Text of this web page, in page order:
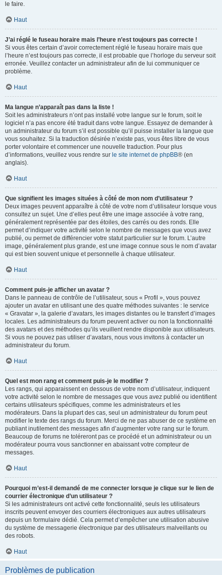
le faire.
Haut
J’ai réglé le fuseau horaire mais l’heure n’est toujours pas correcte !
Si vous êtes certain d’avoir correctement réglé le fuseau horaire mais que
l’heure n’est toujours pas correcte, il est probable que l’horloge du serveur soit
erronée. Veuillez contacter un administrateur afin de lui communiquer ce
problème.
Haut
Ma langue n’apparaît pas dans la liste !
Soit les administrateurs n’ont pas installé votre langue sur le forum, soit le
logiciel n’a pas encore été traduit dans votre langue. Essayez de demander à
un administrateur du forum s’il est possible qu’il puisse installer la langue que
vous souhaitez. Si la traduction désirée n’existe pas, vous êtes libre de vous
porter volontaire et commencer une nouvelle traduction. Pour plus
d’informations, veuillez vous rendre sur le site internet de phpBB® (en
anglais).
Haut
Que signifient les images situées à côté de mon nom d’utilisateur ?
Deux images peuvent apparaître à côté de votre nom d’utilisateur lorsque vous
consultez un sujet. Une d’elles peut être une image associée à votre rang,
généralement représentée par des étoiles, des carrés ou des ronds. Elle
permet d’indiquer votre activité selon le nombre de messages que vous avez
publié, ou permet de différencier votre statut particulier sur le forum. L’autre
image, généralement plus grande, est une image connue sous le nom d’avatar
qui est bien souvent unique et personnelle à chaque utilisateur.
Haut
Comment puis-je afficher un avatar ?
Dans le panneau de contrôle de l’utilisateur, sous « Profil », vous pouvez
ajouter un avatar en utilisant une des quatre méthodes suivantes : le service
« Gravatar », la galerie d’avatars, les images distantes ou le transfert d’images
locales. Les administrateurs du forum peuvent activer ou non la fonctionnalité
des avatars et des méthodes qu’ils veuillent rendre disponible aux utilisateurs.
Si vous ne pouvez pas utiliser d’avatars, nous vous invitons à contacter un
administrateur du forum.
Haut
Quel est mon rang et comment puis-je le modifier ?
Les rangs, qui apparaissent en dessous de votre nom d’utilisateur, indiquent
votre activité selon le nombre de messages que vous avez publié ou identifient
certains utilisateurs spécifiques, comme les administrateurs et les
modérateurs. Dans la plupart des cas, seul un administrateur du forum peut
modifier le texte des rangs du forum. Merci de ne pas abuser de ce système en
publiant inutilement des messages afin d’augmenter votre rang sur le forum.
Beaucoup de forums ne toléreront pas ce procédé et un administrateur ou un
modérateur pourra vous sanctionner en abaissant votre compteur de
messages.
Haut
Pourquoi m’est-il demandé de me connecter lorsque je clique sur le lien de
courrier électronique d’un utilisateur ?
Si les administrateurs ont activé cette fonctionnalité, seuls les utilisateurs
inscrits peuvent envoyer des courriers électroniques aux autres utilisateurs
depuis un formulaire dédié. Cela permet d’empêcher une utilisation abusive
du système de messagerie électronique par des utilisateurs malveillants ou
des robots.
Haut
Problèmes de publication